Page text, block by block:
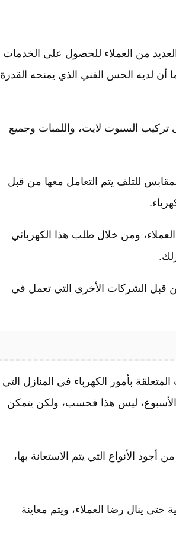
العديد من العملاء للحصول على الخدمات
أن لديه الحس الفني الذي يمنحه القدرة
تركيب السبوت لايت، واللمبات وجميع
للتلف يتم التعامل معها من قبل
العملاء، ومن خلال طلب هذا الكهربائي
قبل الشركات الأخرى التي تعمل في
بأمور الكهرباء في المنازل التي
الأسبوع، ليس هذا فحسب، ولكن يتمكن
أجود الأنواع التي يتم الاستعانة بها،
حتى ينال رضا العملاء، ويتم معاينة